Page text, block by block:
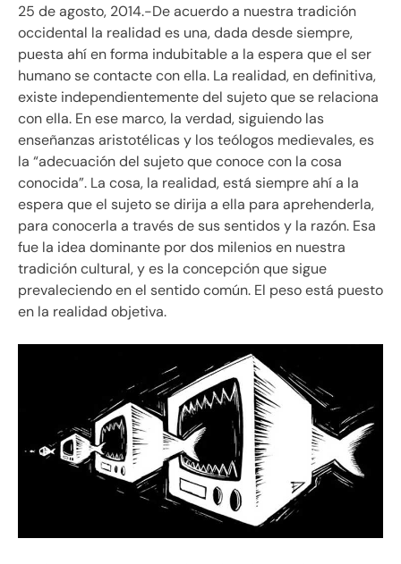
25 de agosto, 2014.-De acuerdo a nuestra tradición
occidental la realidad es una, dada desde siempre,
puesta ahí en forma indubitable a la espera que el ser
humano se contacte con ella. La realidad, en definitiva,
existe independientemente del sujeto que se relaciona
con ella. En ese marco, la verdad, siguiendo las
enseñanzas aristotélicas y los teólogos medievales, es
la “adecuación del sujeto que conoce con la cosa
conocida”. La cosa, la realidad, está siempre ahí a la
espera que el sujeto se dirija a ella para aprehenderla,
para conocerla a través de sus sentidos y la razón. Esa
fue la idea dominante por dos milenios en nuestra
tradición cultural, y es la concepción que sigue
prevaleciendo en el sentido común. El peso está puesto
en la realidad objetiva.